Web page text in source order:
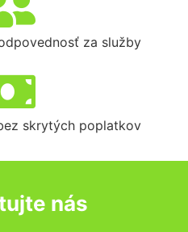
za služby
skrytých poplatkov
nás